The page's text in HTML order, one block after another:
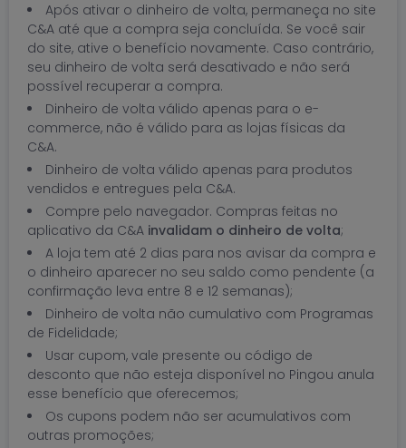
Após ativar o dinheiro de volta, permaneça no site
C&A até que a compra seja concluída. Se você sair
do site, ative o benefício novamente. Caso contrário,
seu dinheiro de volta será desativado e não será
possível recuperar a compra.
Dinheiro de volta válido apenas para o e-
commerce, não é válido para as lojas físicas da
C&A.
Dinheiro de volta válido apenas para produtos
vendidos e entregues pela C&A.
Compre pelo navegador. Compras feitas no
aplicativo da C&A invalidam o dinheiro de volta;
A loja tem até 2 dias para nos avisar da compra e
o dinheiro aparecer no seu saldo como pendente (a
confirmação leva entre 8 e 12 semanas);
Dinheiro de volta não cumulativo com Programas
de Fidelidade;
Usar cupom, vale presente ou código de
desconto que não esteja disponível no Pingou anula
esse benefício que oferecemos;
Os cupons podem não ser acumulativos com
outras promoções;